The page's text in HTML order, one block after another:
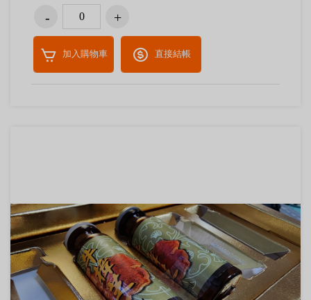
加入購物車 直接結帳